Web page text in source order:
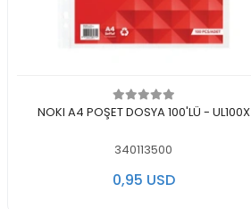
لايوجد في المخزن
NOKI A4 POŞET DOSYA 100'LÜ - UL100X
340113500
0,95 USD